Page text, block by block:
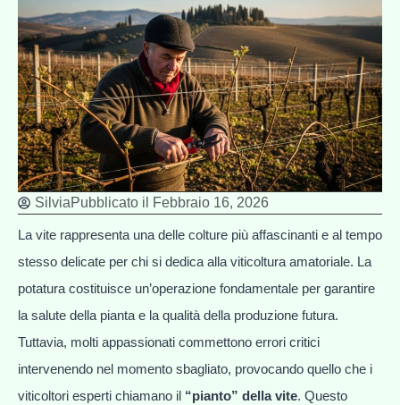
SilviaPubblicato il Febbraio 16, 2026
La vite rappresenta una delle colture più affascinanti e al tempo
stesso delicate per chi si dedica alla viticoltura amatoriale. La
potatura costituisce un’operazione fondamentale per garantire
la salute della pianta e la qualità della produzione futura.
Tuttavia, molti appassionati commettono errori critici
intervenendo nel momento sbagliato, provocando quello che i
viticoltori esperti chiamano il “pianto” della vite. Questo